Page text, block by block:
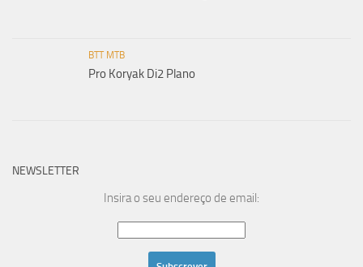
BTT MTB
Pro Koryak Di2 Plano
NEWSLETTER
Insira o seu endereço de email: